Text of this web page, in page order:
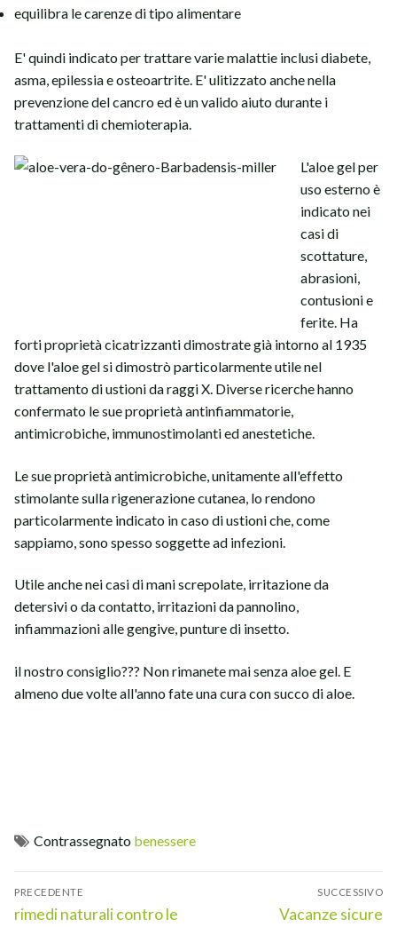
equilibra le carenze di tipo alimentare
E' quindi indicato per trattare varie malattie inclusi diabete,
asma, epilessia e osteoartrite. E' ulitizzato anche nella
prevenzione del cancro ed è un valido aiuto durante i
trattamenti di chemioterapia.
L'aloe gel per
uso esterno è
indicato nei
casi di
scottature,
abrasioni,
contusioni e
ferite. Ha
forti proprietà cicatrizzanti dimostrate già intorno al 1935
dove l'aloe gel si dimostrò particolarmente utile nel
trattamento di ustioni da raggi X. Diverse ricerche hanno
confermato le sue proprietà antinfiammatorie,
antimicrobiche, immunostimolanti ed anestetiche.
Le sue proprietà antimicrobiche, unitamente all'effetto
stimolante sulla rigenerazione cutanea, lo rendono
particolarmente indicato in caso di ustioni che, come
sappiamo, sono spesso soggette ad infezioni.
Utile anche nei casi di mani screpolate, irritazione da
detersivi o da contatto, irritazioni da pannolino,
infiammazioni alle gengive, punture di insetto.
il nostro consiglio??? Non rimanete mai senza aloe gel. E
almeno due volte all'anno fate una cura con succo di aloe.
Contrassegnato benessere
Navigazione
articoli
PRECEDENTE
Articolo
rimedi naturali contro le
SUCCESSIVO
Articolo
Vacanze sicure